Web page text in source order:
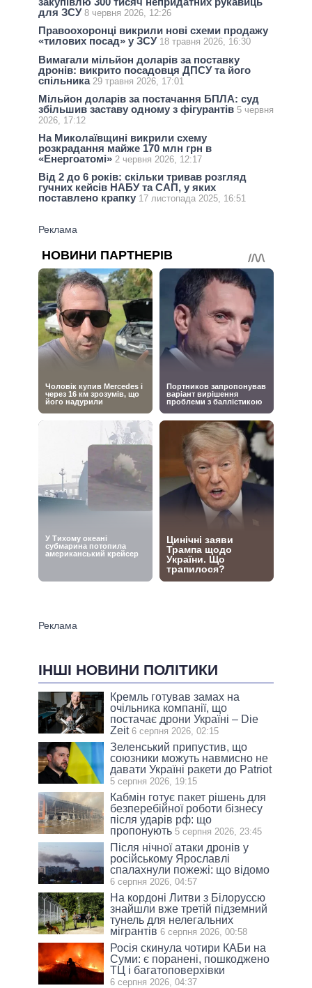
для ЗСУ 8 червня 2026, 12:26
Правоохоронці викрили нові схеми продажу
«тилових посад» у ЗСУ 18 травня 2026, 16:30
Вимагали мільйон доларів за поставку
дронів: викрито посадовця ДПСУ та його
спільника 29 травня 2026, 17:01
Мільйон доларів за постачання БПЛА: суд
збільшив заставу одному з фігурантів 5 червня
2026, 17:12
На Миколаївщині викрили схему
розкрадання майже 170 млн грн в
«Енергоатомі» 2 червня 2026, 12:17
Від 2 до 6 років: скільки тривав розгляд
гучних кейсів НАБУ та САП, у яких
поставлено крапку 17 листопада 2025, 16:51
ІНШІ НОВИНИ ПОЛІТИКИ
Кремль готував замах на
очільника компанії, що
постачає дрони Україні – Die
Zeit 6 серпня 2026, 02:15
Зеленський припустив, що
союзники можуть навмисно не
давати Україні ракети до Patriot
5 серпня 2026, 19:15
Кабмін готує пакет рішень для
безперебійної роботи бізнесу
після ударів рф: що
пропонують 5 серпня 2026, 23:45
Після нічної атаки дронів у
російському Ярославлі
спалахнули пожежі: що відомо
6 серпня 2026, 04:57
На кордоні Литви з Білоруссю
знайшли вже третій підземний
тунель для нелегальних
мігрантів 6 серпня 2026, 00:58
Росія скинула чотири КАБи на
Суми: є поранені, пошкоджено
ТЦ і багатоповерхівки
6 серпня 2026, 04:37